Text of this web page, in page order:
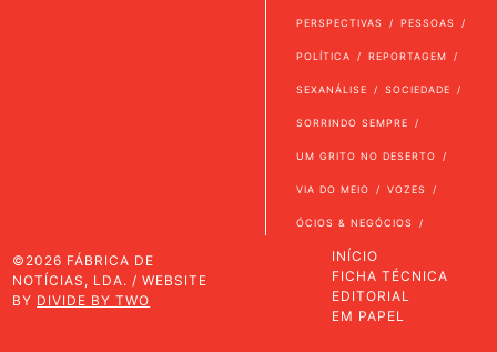
PERSPECTIVAS PESSOAS
POLÍTICA REPORTAGEM
SEXANÁLISE SOCIEDADE
SORRINDO SEMPRE
UM GRITO NO DESERTO
VIA DO MEIO VOZES
ÓCIOS & NEGÓCIOS
©2026 FÁBRICA DE
NOTÍCIAS, LDA. / WEBSITE
BY DIVIDE BY TWO
INÍCIO
FICHA TÉCNICA
EDITORIAL
EM PAPEL